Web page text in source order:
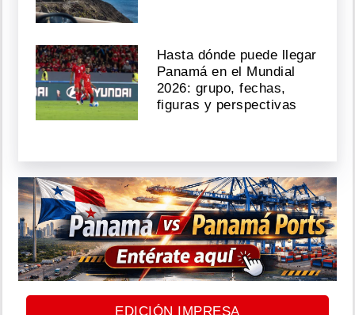
Hasta dónde puede llegar
Panamá en el Mundial
2026: grupo, fechas,
figuras y perspectivas
EDICIÓN IMPRESA